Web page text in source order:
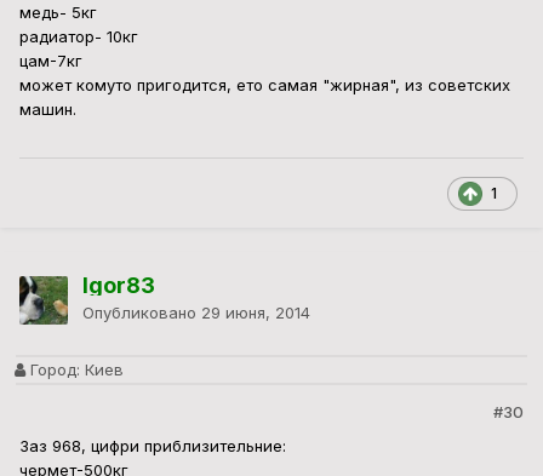
медь- 5кг
радиатор- 10кг
цам-7кг
может комуто пригодится, ето самая "жирная", из советских
машин.
1
Igor83
Опубликовано 29 июня, 2014
Город: Киев
#30
Заз 968, цифри приблизительние:
чермет-500кг